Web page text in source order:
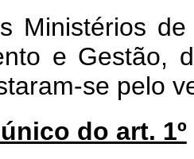
Ministérios
e Gestão,
se pelo
do art. 1º